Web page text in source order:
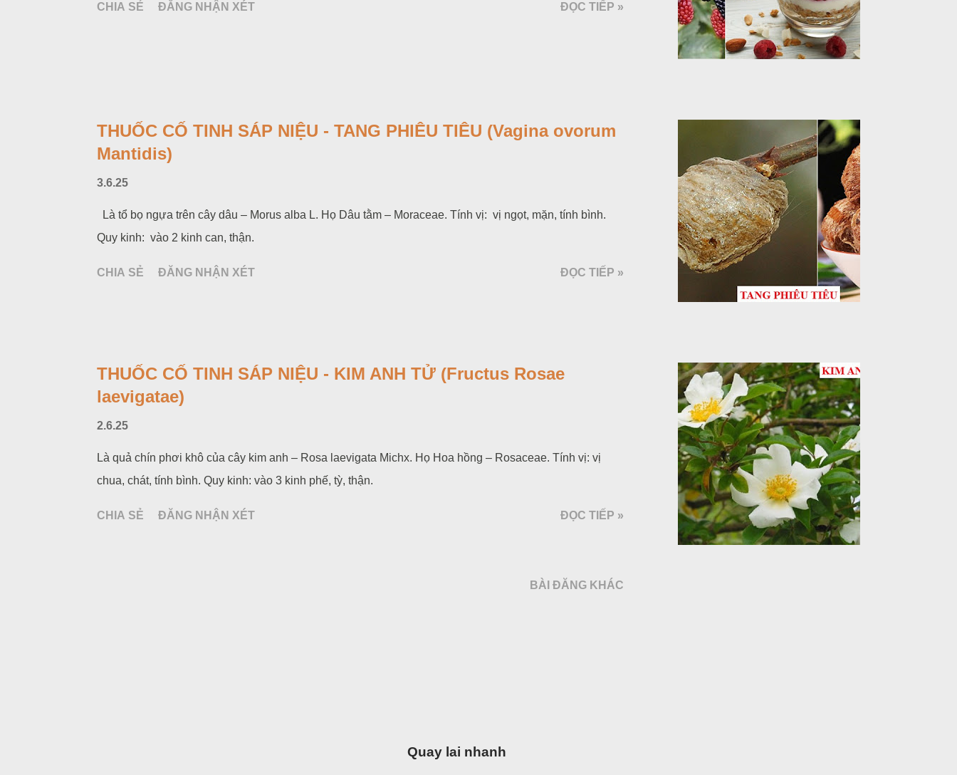
CHIA SẺ ĐĂNG NHẬN XÉT ĐỌC TIẾP »
THUỐC CỐ TINH SÁP NIỆU - TANG PHIÊU TIÊU (Vagina ovorum
Mantidis)
3.6.25
Là tổ bọ ngựa trên cây dâu – Morus alba L. Họ Dâu tằm – Moraceae. Tính vị: vị ngọt, mặn, tính bình.
Quy kinh: vào 2 kinh can, thận.
CHIA SẺ ĐĂNG NHẬN XÉT ĐỌC TIẾP »
THUỐC CỐ TINH SÁP NIỆU - KIM ANH TỬ (Fructus Rosae
laevigatae)
2.6.25
Là quả chín phơi khô của cây kim anh – Rosa laevigata Michx. Họ Hoa hồng – Rosaceae. Tính vị: vị
chua, chát, tính bình. Quy kinh: vào 3 kinh phế, tỳ, thận.
CHIA SẺ ĐĂNG NHẬN XÉT ĐỌC TIẾP »
BÀI ĐĂNG KHÁC
Quay lai nhanh